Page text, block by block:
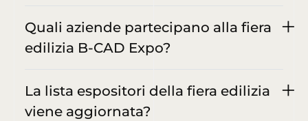
Quali aziende partecipano alla fiera
edilizia B-CAD Expo?
La lista espositori della fiera edilizia
viene aggiornata?